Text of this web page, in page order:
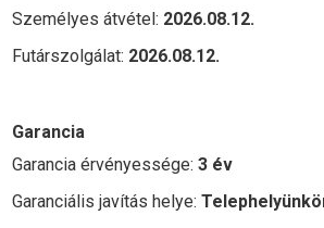
Személyes átvétel: 2026.08.12.
Futárszolgálat: 2026.08.12.
Garancia
Garancia érvényessége: 3 év
Garanciális javítás helye: